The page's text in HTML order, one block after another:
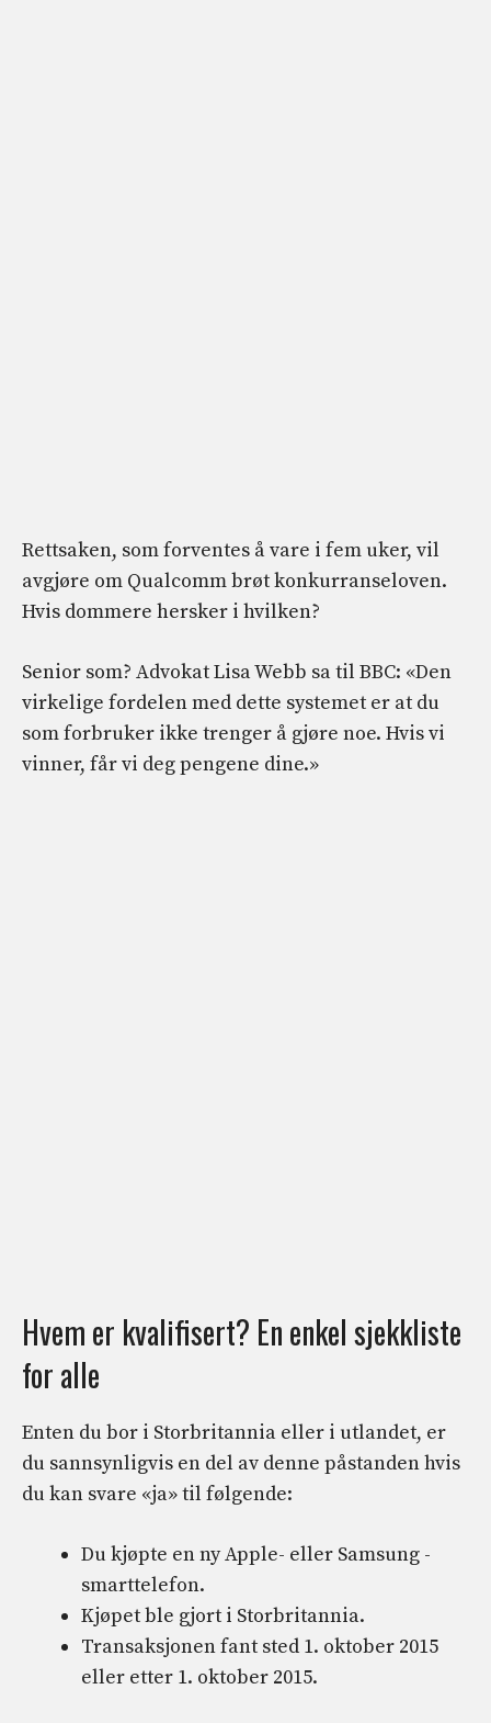
Rettsaken, som forventes å vare i fem uker, vil
avgjøre om Qualcomm brøt konkurranseloven.
Hvis dommere hersker i hvilken?
Senior som? Advokat Lisa Webb sa til BBC: «Den
virkelige fordelen med dette systemet er at du
som forbruker ikke trenger å gjøre noe. Hvis vi
vinner, får vi deg pengene dine.»
Hvem er kvalifisert? En enkel sjekkliste
for alle
Enten du bor i Storbritannia eller i utlandet, er
du sannsynligvis en del av denne påstanden hvis
du kan svare «ja» til følgende:
Du kjøpte en ny Apple- eller Samsung -
smarttelefon.
Kjøpet ble gjort i Storbritannia.
Transaksjonen fant sted 1. oktober 2015
eller etter 1. oktober 2015.